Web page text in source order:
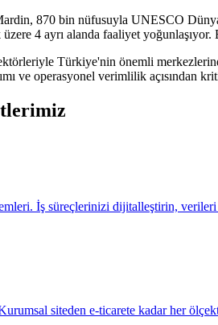
870 bin nüfusuyla UNESCO
4 ayrı alanda faaliyet
Türkiye'nin önemli
ve operasyonel verimlilik açısından
İş süreçlerinizi dijitalleştirin,
siteden e-ticarete kadar her